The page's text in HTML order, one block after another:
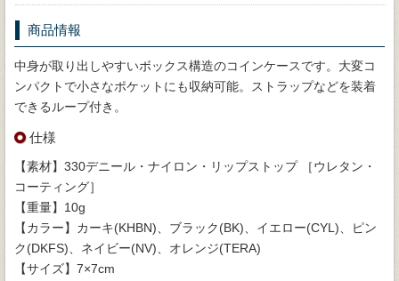
商品情報
中身が取り出しやすいボックス構造のコインケースです。大変コ
ンパクトで小さなポケットにも収納可能。ストラップなどを装着
できるループ付き。
仕様
【素材】330デニール・ナイロン・リップストップ ［ウレタン・
コーティング］
【重量】10g
【カラー】カーキ(KHBN)、ブラック(BK)、イエロー(CYL)、ピン
ク(DKFS)、ネイビー(NV)、オレンジ(TERA)
【サイズ】7×7cm